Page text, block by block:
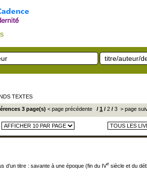
TEXTES
3 page(s) < page précédente / 1 / 2 / 3 > page
d’un titre : savante à une époque (fin du IVesiècle et du